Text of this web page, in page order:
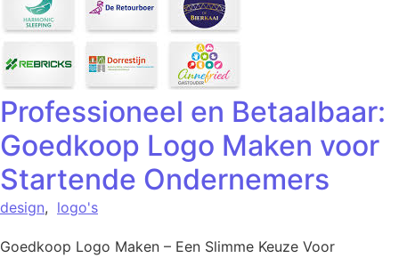
Professioneel en Betaalbaar:
Goedkoop Logo Maken voor
Startende Ondernemers
design, logo's
Goedkoop Logo Maken – Een Slimme Keuze Voor